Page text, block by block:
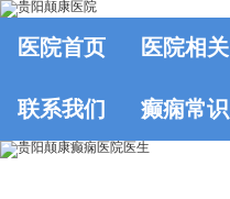
医院首页 医院相关
联系我们 癫痫常识